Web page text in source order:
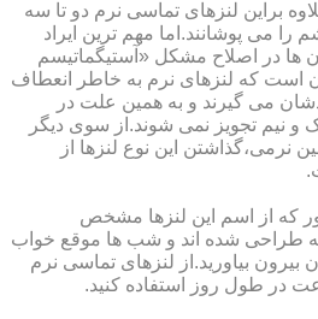
براین لنزهای تماسی نرم دو تا سه
را می پوشانند.اما مهم ترین ایراد
ها در اصلاح مشکل «آستیگماتیسم
است که لنزهای نرم به خاطر انعطاف
می گیرند و به همین علت در
و نیم تجویز نمی شوند.از سوی دیگر
نرمی،گذاشتن این نوع لنزها از
که از اسم این لنزها مشخص
طراحی شده اند و شب ها موقع خواب
بیرون بیاورید.از لنزهای تماسی نرم